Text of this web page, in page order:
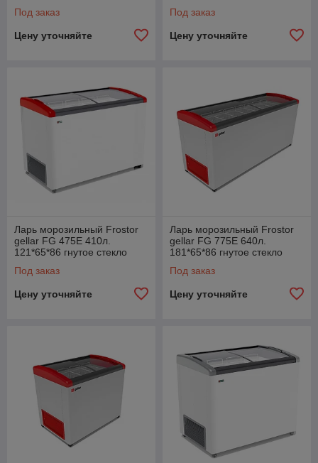
Под заказ
Цену уточняйте
Под заказ
Цену уточняйте
Ларь морозильный Frostor
gellar FG 475E 410л.
121*65*86 гнутое стекло
Под заказ
Цену уточняйте
Ларь морозильный Frostor
gellar FG 775E 640л.
181*65*86 гнутое стекло
Под заказ
Цену уточняйте